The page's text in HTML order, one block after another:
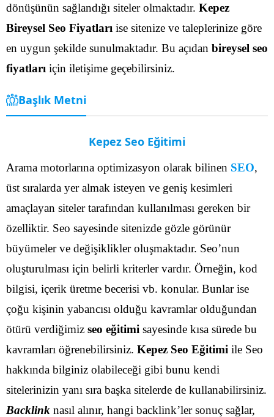
dönüşünün sağlandığı siteler olmaktadır. Kepez
Bireysel Seo Fiyatları ise sitenize ve taleplerinize göre
en uygun şekilde sunulmaktadır. Bu açıdan bireysel seo
fiyatları için iletişime geçebilirsiniz.
Başlık Metni
Kepez Seo Eğitimi
Arama motorlarına optimizasyon olarak bilinen SEO,
üst sıralarda yer almak isteyen ve geniş kesimleri
amaçlayan siteler tarafından kullanılması gereken bir
özelliktir. Seo sayesinde sitenizde gözle görünür
büyümeler ve değişiklikler oluşmaktadır. Seo’nun
oluşturulması için belirli kriterler vardır. Örneğin, kod
bilgisi, içerik üretme becerisi vb. konular. Bunlar ise
çoğu kişinin yabancısı olduğu kavramlar olduğundan
ötürü verdiğimiz seo eğitimi sayesinde kısa sürede bu
kavramları öğrenebilirsiniz. Kepez Seo Eğitimi ile Seo
hakkında bilginiz olabileceği gibi bunu kendi
sitelerinizin yanı sıra başka sitelerde de kullanabilirsiniz.
Backlink nasıl alınır, hangi backlink’ler sonuç sağlar,